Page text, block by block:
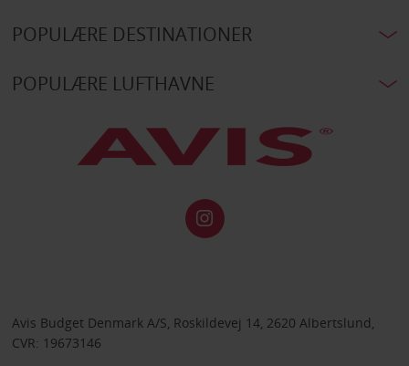
POPULÆRE DESTINATIONER
POPULÆRE LUFTHAVNE
Avis Budget Denmark A/S, Roskildevej 14, 2620 Albertslund,
CVR: 19673146